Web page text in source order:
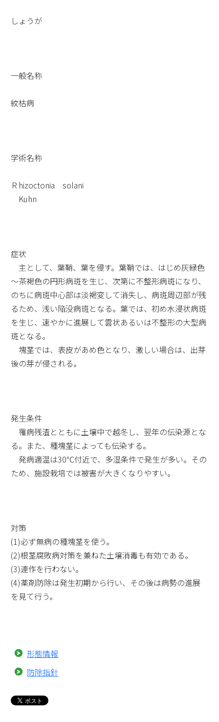
しょうが
一般名称
紋枯病
学術名称
Ｒhizoctonia solani
Kuhn
症状
主として、葉鞘、葉を侵す。葉鞘では、はじめ灰緑色
～茶褐色の円形病斑を生じ、次第に不整形病斑になり、
のちに病斑中心部は淡褐変して消失し、病斑周辺部が残
るため、浅い陥没病斑となる。葉では、初め水浸状病斑
を生じ、速やかに進展して雲状あるいは不整形の大型病
斑となる。
塊茎では、表皮があめ色となり、激しい場合は、出芽
後の芽が侵される。
発生条件
罹病残渣とともに土壌中で越冬し、翌年の伝染源とな
る。また、種塊茎によっても伝染する。
発病適温は30℃付近で、多湿条件で発生が多い。その
ため、施設栽培では被害が大きくなりやすい。
対策
(1)必ず無病の種塊茎を使う。
(2)根茎腐敗病対策を兼ねた土壌消毒も有効である。
(3)連作を行わない。
(4)薬剤防除は発生初期から行い、その後は病勢の進展
を見て行う。
形態情報
防除指針